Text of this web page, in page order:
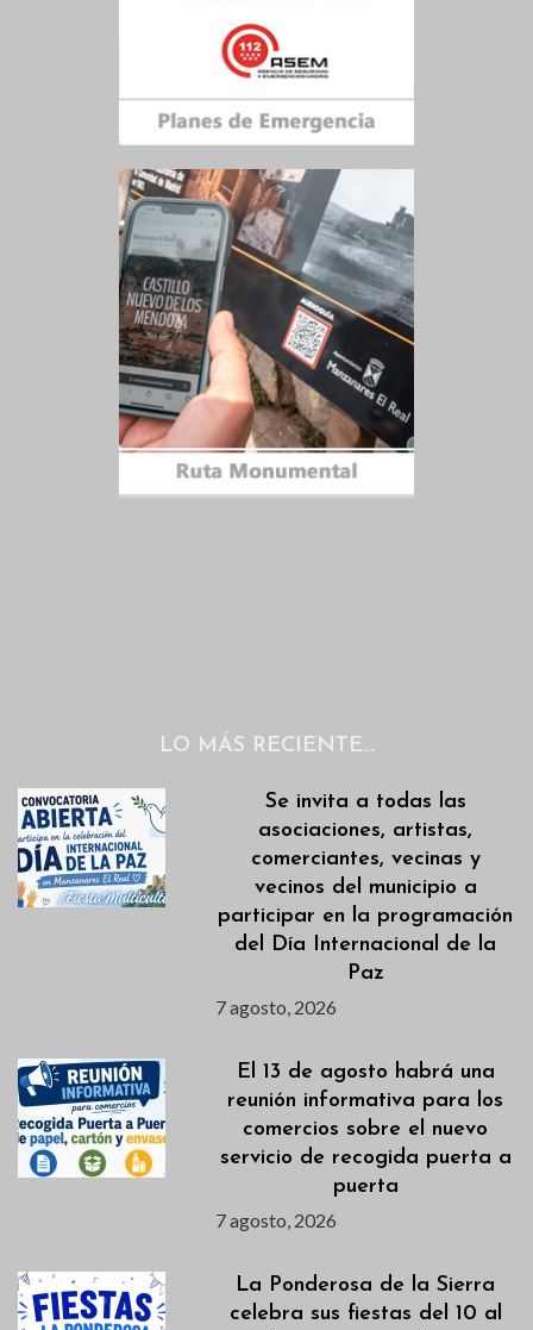
LO MÁS RECIENTE…
Se invita a todas las
asociaciones, artistas,
comerciantes, vecinas y
vecinos del municipio a
participar en la programación
del Día Internacional de la
Paz
7 agosto, 2026
El 13 de agosto habrá una
reunión informativa para los
comercios sobre el nuevo
servicio de recogida puerta a
puerta
7 agosto, 2026
La Ponderosa de la Sierra
celebra sus fiestas del 10 al